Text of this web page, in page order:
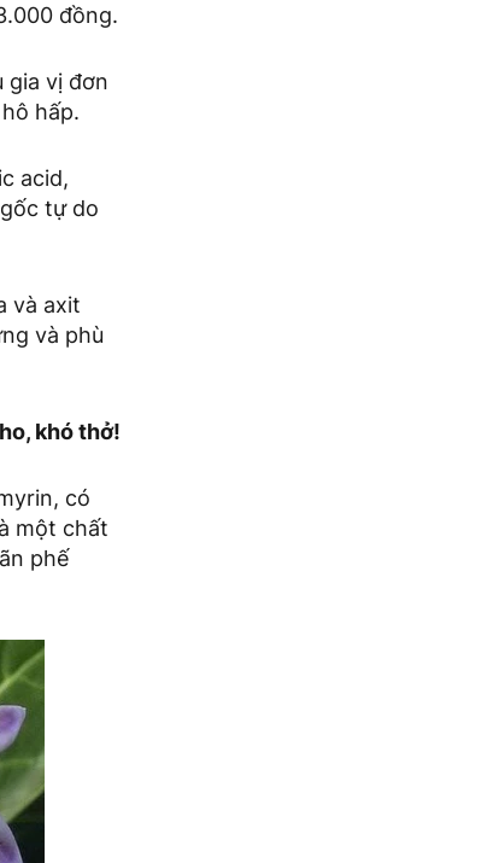
đồng.
gia vị đơn
hấp.
acid,
tự do
và axit
và phù
khó thở!
có
một chất
phế